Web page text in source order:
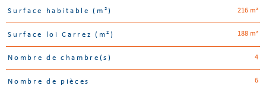
Surface habitable (m²) 216 m²
Surface loi Carrez (m²) 188 m²
Nombre de chambre(s) 4
Nombre de pièces 6